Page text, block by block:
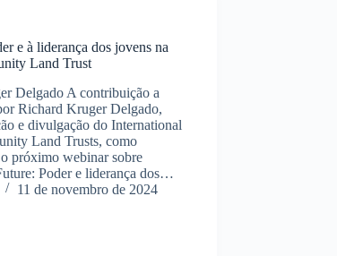
e à liderança dos jovens na
Land Trust
Delgado A contribuição a
Richard Kruger Delgado,
e divulgação do International
Land Trusts, como
próximo webinar sobre
Poder e liderança dos…
11 de novembro de 2024